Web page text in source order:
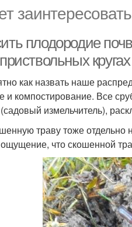
заинтересовать
плодородие
кругах
как назвать наше
и компостирование. Все
измельчитель),
траву тоже отдельно
что скошенной